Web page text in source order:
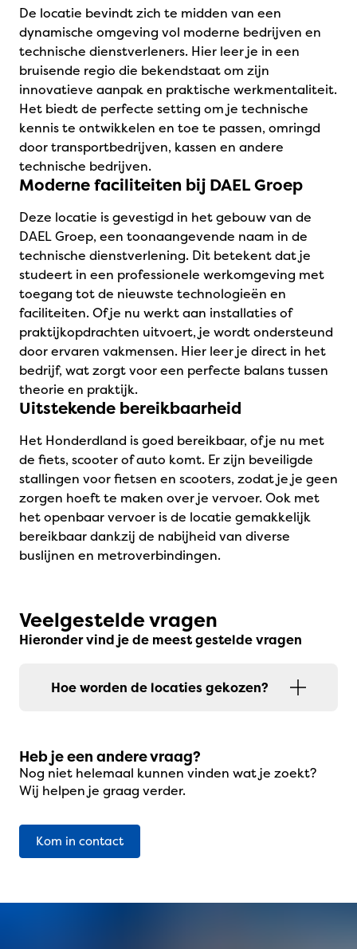
De locatie bevindt zich te midden van een
dynamische omgeving vol moderne bedrijven en
technische dienstverleners. Hier leer je in een
bruisende regio die bekendstaat om zijn
innovatieve aanpak en praktische werkmentaliteit.
Het biedt de perfecte setting om je technische
kennis te ontwikkelen en toe te passen, omringd
door transportbedrijven, kassen en andere
technische bedrijven.
Moderne faciliteiten bij DAEL Groep
Deze locatie is gevestigd in het gebouw van de
DAEL Groep, een toonaangevende naam in de
technische dienstverlening. Dit betekent dat je
studeert in een professionele werkomgeving met
toegang tot de nieuwste technologieën en
faciliteiten. Of je nu werkt aan installaties of
praktijkopdrachten uitvoert, je wordt ondersteund
door ervaren vakmensen. Hier leer je direct in het
bedrijf, wat zorgt voor een perfecte balans tussen
theorie en praktijk.
Uitstekende bereikbaarheid
Het Honderdland is goed bereikbaar, of je nu met
de fiets, scooter of auto komt. Er zijn beveiligde
stallingen voor fietsen en scooters, zodat je je geen
zorgen hoeft te maken over je vervoer. Ook met
het openbaar vervoer is de locatie gemakkelijk
bereikbaar dankzij de nabijheid van diverse
buslijnen en metroverbindingen.
Veelgestelde vragen
Hieronder vind je de meest gestelde vragen
Hoe worden de locaties gekozen?
Heb je een andere vraag?
Nog niet helemaal kunnen vinden wat je zoekt?
Wij helpen je graag verder.
Kom in contact